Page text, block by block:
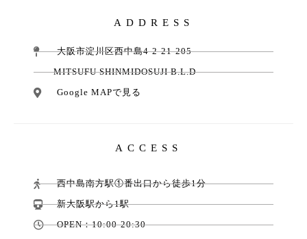
ADDRESS
大阪市淀川区西中島4-2-21-205
MITSUFU SHINMIDOSUJI B.L.D
Google MAPで見る
ACCESS
西中島南方駅①番出口から徒歩1分
新大阪駅から1駅
OPEN：10:00-20:30